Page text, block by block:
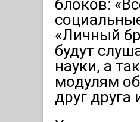
блоков:
«Личный
будут
науки, а
модулям
друг друга